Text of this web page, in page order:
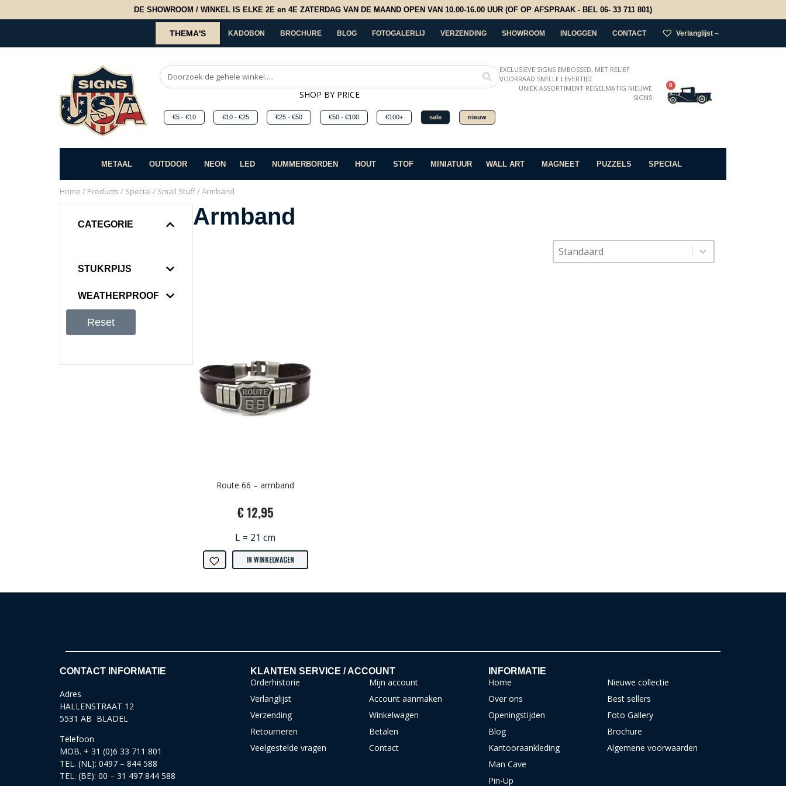
DE SHOWROOM / WINKEL IS ELKE 2E en 4E ZATERDAG VAN DE MAAND OPEN VAN 10.00-16.00 UUR (OF OP AFSPRAAK - BEL 06- 33 711 801)
THEMA'S KADOBON BROCHURE BLOG FOTOGALERLIJ VERZENDING SHOWROOM INLOGGEN CONTACT Verlanglijst –
SHOP BY PRICE
€5 - €10 €10 - €25 €25 - €50 €50 - €100 €100+ sale nieuw
EXCLUSIEVE SIGNS EMBOSSED, MET RELIEF
VOORRAAD SNELLE LEVERTIJD
UNIEK ASSORTIMENT REGELMATIG NIEUWE
SIGNS
0
METAAL OUTDOOR NEON LED NUMMERBORDEN HOUT STOF MINIATUUR WALL ART MAGNEET PUZZELS SPECIAL
Home / Products / Special / Small Stuff/ Armband
CATEGORIE
STUKRPIJS
WEATHERPROOF
Reset
Armband
Sorteer op
Sort content
Sort content
Route 66 – armband
€ 12,95
L = 21 cm
IN WINKELWAGEN
CONTACT INFORMATIE
Adres
HALLENSTRAAT 12
5531 AB BLADEL
Telefoon
MOB. + 31 (0)6 33 711 801
TEL. (NL): 0497 – 844 588
TEL. (BE): 00 – 31 497 844 588
KLANTEN SERVICE / ACCOUNT
Orderhistorie
Verlanglijst
Verzending
Retourneren
Veelgestelde vragen
Mijn account
Account aanmaken
Winkelwagen
Betalen
Contact
INFORMATIE
Home
Over ons
Openingstijden
Blog
Kantooraankleding
Man Cave
Pin-Up
Nieuwe collectie
Best sellers
Foto Gallery
Brochure
Algemene voorwaarden